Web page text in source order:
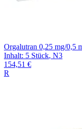
Orgalutran 0,25 mg/0,5
Inhalt: 5 Stück, N3
154,51 €
R